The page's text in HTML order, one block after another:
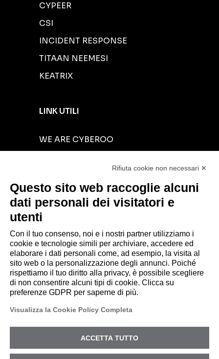
CYPEER
CSI
INCIDENT RESPONSE
TITAAN NEEMESI
KEATRIX
LINK UTILI
WE ARE CYBEROO
BLOG
NEWS
© 2026 CYBEROO.
Sede Legale: via Brigata Reggio, 37 – 42124
amministrazione@pec.cyberoo.com
fiscale e P.IVA 04318950286 – R.E.A. RE
Privacy Policy-Registro Nazionale degli
Rifiuta cookie non necessari ✕
Questo sito web raccoglie alcuni
dati personali dei visitatori e
utenti
Con il tuo consenso, noi e i nostri partner utilizziamo i
cookie e tecnologie simili per archiviare, accedere ed
elaborare i dati personali come, ad esempio, la visita al
sito web o la personalizzazione degli annunci. Poiché
rispettiamo il tuo diritto alla privacy, è possibile scegliere
di non consentire alcuni tipi di cookie. Clicca su
preferenze GDPR per saperne di più.
Visualizza la Cookie Policy Completa
ACCETTA TUTTO